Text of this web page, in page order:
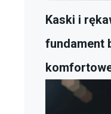
Kaski i
fundament